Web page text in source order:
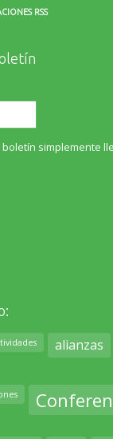
RSS
simplemente
alianzas